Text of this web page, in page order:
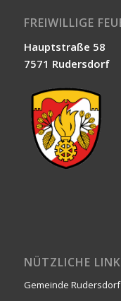
FREIWILLIGE
Hauptstraße 58
7571 Rudersdorf
NÜTZLICHE
Gemeinde Rudersdorf